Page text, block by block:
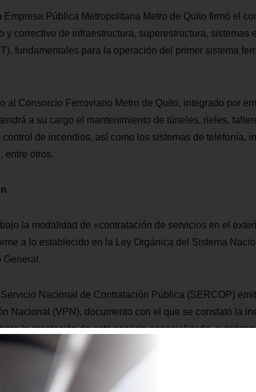
Empresa Pública Metropolitana Metro de Quito firmó el
y correctivo de infraestructura, superestructura, sistemas
fundamentales para la operación del primer sistema
al Consorcio Ferroviario Metro de Quito, integrado por
a su cargo el mantenimiento de túneles, rieles,
de incendios, así como los sistemas de telefonía,
entre otros.
la modalidad de «contratación de servicios en el
a lo establecido en la Ley Orgánica del Sistema
General.
Nacional de Contratación Pública (SERCOP)
Nacional (VPN), documento con el que se constató la
la prestación de este servicio especializado,
se realizó la invitación abierta e internacional, a